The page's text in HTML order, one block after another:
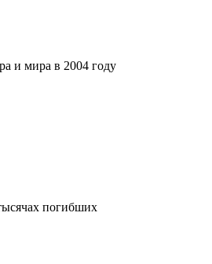
и мира в 2004 году
погибших